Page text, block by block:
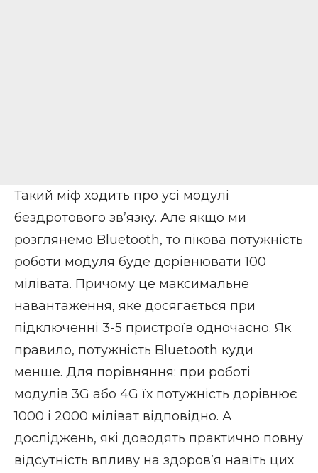
Такий міф ходить про усі модулі
бездротового зв’язку. Але якщо ми
розглянемо Bluetooth, то пікова потужність
роботи модуля буде дорівнювати 100
мілівата. Причому це максимальне
навантаження, яке досягається при
підключенні 3-5 пристроїв одночасно. Як
правило, потужність Bluetooth куди
менше. Для порівняння: при роботі
модулів 3G або 4G їх потужність дорівнює
1000 і 2000 міліват відповідно. А
досліджень, які доводять практично повну
відсутність впливу на здоров’я навіть цих